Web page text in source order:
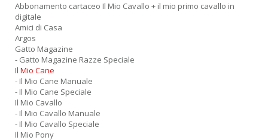
Abbonamento cartaceo Il Mio Cavallo + il mio primo cavallo in
digitale
Amici di Casa
Argos
Gatto Magazine
- Gatto Magazine Razze Speciale
Il Mio Cane
- Il Mio Cane Manuale
- Il Mio Cane Speciale
Il Mio Cavallo
- Il Mio Cavallo Manuale
- Il Mio Cavallo Speciale
Il Mio Pony